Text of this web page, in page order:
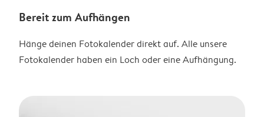
Bereit zum Aufhängen
Hänge deinen Fotokalender direkt auf. Alle unsere
Fotokalender haben ein Loch oder eine Aufhängung.